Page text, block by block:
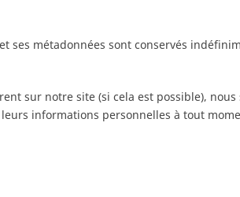
ses métadonnées sont conservés
sur notre site (si cela est possible),
informations personnelles à tout